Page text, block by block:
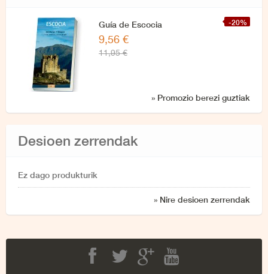
-20%
Guía de Escocia
9,56 €
11,95 €
» Promozio berezi guztiak
Desioen zerrendak
Ez dago produkturik
» Nire desioen zerrendak